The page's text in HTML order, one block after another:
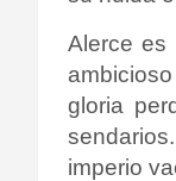
Alerce es
gloria
imperio